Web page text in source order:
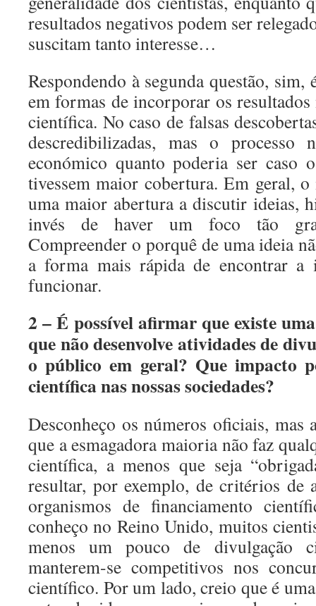
resultados negativos podem ser
suscitam tanto interesse…
Respondendo à segunda questão, sim,
em formas de incorporar os resultados
científica. No caso de falsas
descredibilizadas, mas o
económico quanto poderia ser caso
tivessem maior cobertura. Em geral,
uma maior abertura a discutir ideias,
invés de haver um foco tão
Compreender o porquê de uma ideia
a forma mais rápida de encontrar
funcionar.
2 – É possível afirmar que existe
que não desenvolve atividades de
o público em geral? Que impacto
científica nas nossas sociedades?
Desconheço os números oficiais, mas
que a esmagadora maioria não faz
científica, a menos que seja
resultar, por exemplo, de critérios de
organismos de financiamento
conheço no Reino Unido, muitos
menos um pouco de divulgação
manterem-se competitivos nos
científico. Por um lado, creio que é